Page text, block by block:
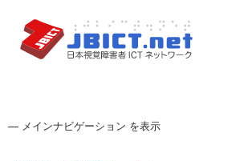
メ
— メインナビゲーション を表示